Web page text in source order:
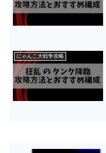
にゃんこ大戦争攻略